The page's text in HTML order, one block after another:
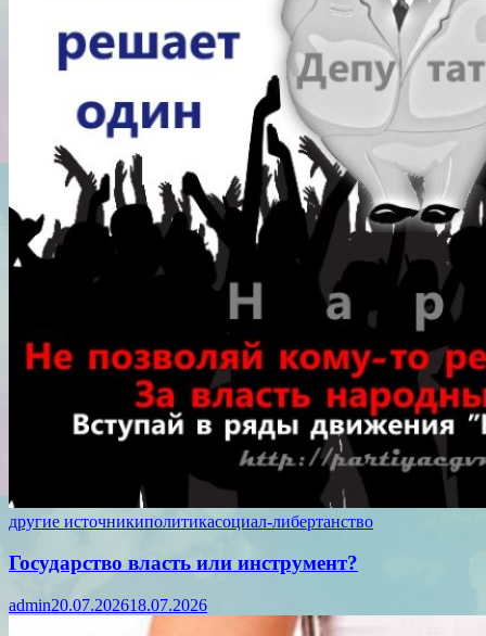
другие источникиполитикасоциал-либертанство
Государство власть или инструмент?
admin20.07.202618.07.2026